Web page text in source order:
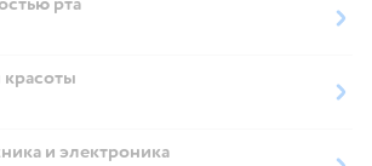
красоты
и электроника